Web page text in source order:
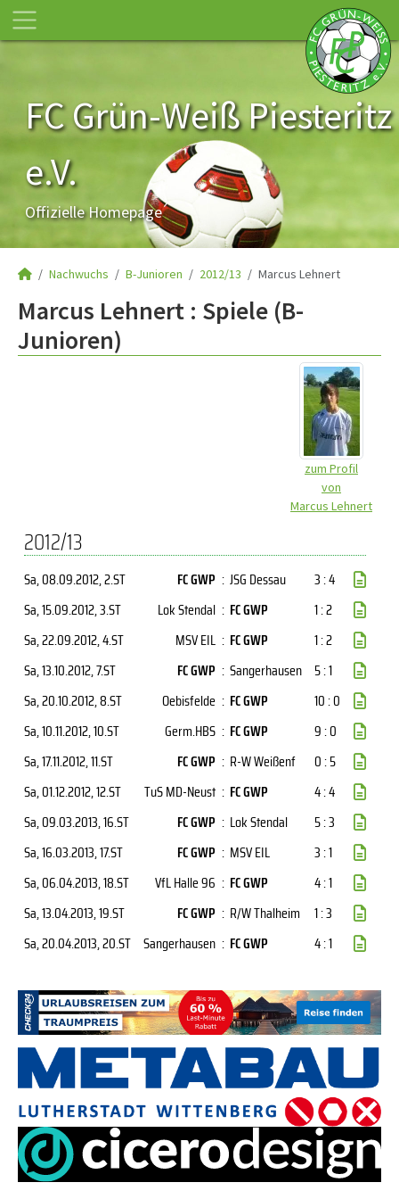
FC Grün-Weiß Piesteritz
e.V.
Offizielle Homepage
Nachwuchs B-Junioren 2012/13 Marcus Lehnert
Marcus Lehnert : Spiele (B-
Junioren)
zum Profil
von
Marcus Lehnert
2012/13
Sa, 08.09.2012, 2.ST FC GWP : JSG Dessau
3 : 4
Sa, 15.09.2012, 3.ST Lok Stendal : FC GWP
1 : 2
Sa, 22.09.2012, 4.ST MSV EIL : FC GWP
1 : 2
Sa, 13.10.2012, 7.ST FC GWP : Sangerhausen 5 : 1
Sa, 20.10.2012, 8.ST Oebisfelde : FC GWP
10 : 0
Sa, 10.11.2012, 10.ST Germ.HBS : FC GWP
9 : 0
Sa, 17.11.2012, 11.ST FC GWP : R-W Weißenf
0 : 5
Sa, 01.12.2012, 12.ST TuS MD-Neust : FC GWP
4 : 4
Sa, 09.03.2013, 16.ST FC GWP : Lok Stendal
5 : 3
Sa, 16.03.2013, 17.ST FC GWP : MSV EIL
3 : 1
Sa, 06.04.2013, 18.ST VfL Halle 96 : FC GWP
4 : 1
Sa, 13.04.2013, 19.ST FC GWP : R/W Thalheim
1 : 3
Sa, 20.04.2013, 20.ST Sangerhausen : FC GWP 4 : 1